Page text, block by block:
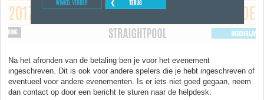
Na het afronden van de betaling ben je voor het evenement
ingeschreven. Dit is ook voor andere spelers die je hebt ingeschreven of
eventueel voor andere evenementen. Is er iets niet goed gegaan, neem
dan contact op door een bericht te sturen naar de helpdesk.